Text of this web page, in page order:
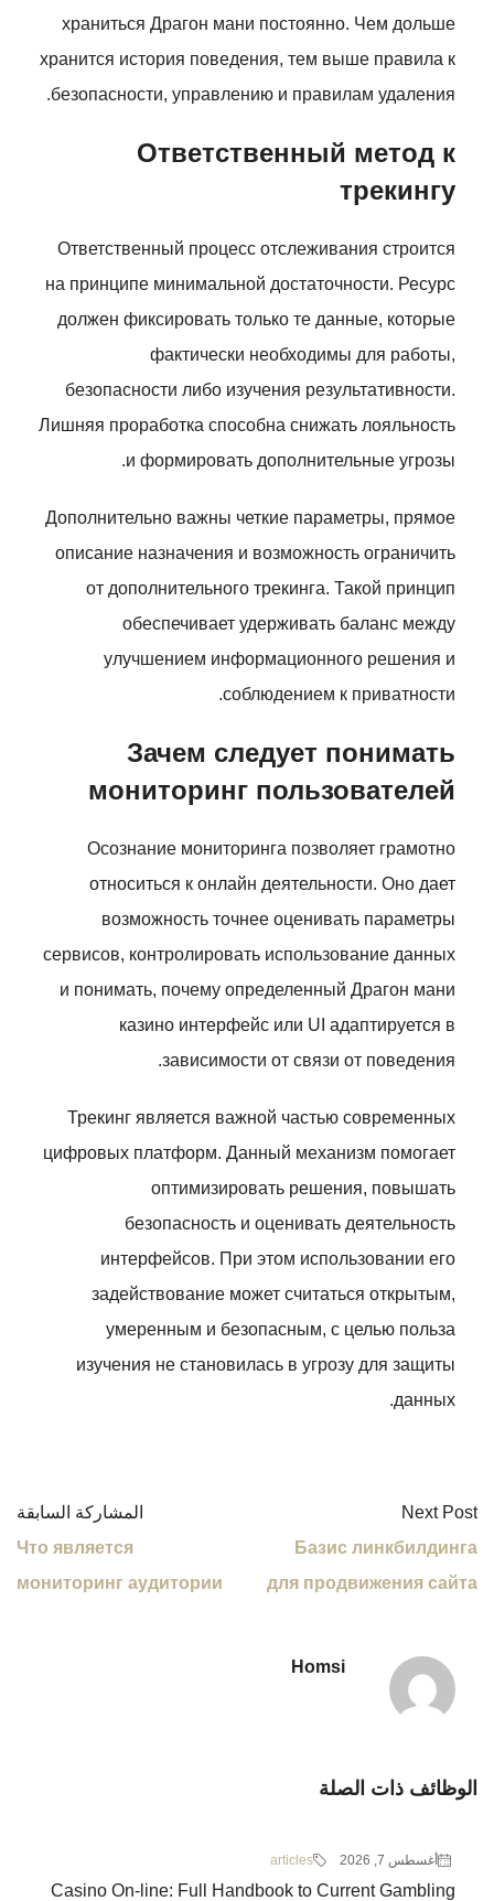
храниться Драгон мани постоянно. Чем дольше
хранится история поведения, тем выше правила к
безопасности, управлению и правилам удаления.
Ответственный метод к
трекингу
Ответственный процесс отслеживания строится
на принципе минимальной достаточности. Ресурс
должен фиксировать только те данные, которые
фактически необходимы для работы,
безопасности либо изучения результативности.
Лишняя проработка способна снижать лояльность
и формировать дополнительные угрозы.
Дополнительно важны четкие параметры, прямое
описание назначения и возможность ограничить
от дополнительного трекинга. Такой принцип
обеспечивает удерживать баланс между
улучшением информационного решения и
соблюдением к приватности.
Зачем следует понимать
мониторинг пользователей
Осознание мониторинга позволяет грамотно
относиться к онлайн деятельности. Оно дает
возможность точнее оценивать параметры
сервисов, контролировать использование данных
и понимать, почему определенный Драгон мани
казино интерфейс или UI адаптируется в
зависимости от связи от поведения.
Трекинг является важной частью современных
цифровых платформ. Данный механизм помогает
оптимизировать решения, повышать
безопасность и оценивать деятельность
интерфейсов. При этом использовании его
задействование может считаться открытым,
умеренным и безопасным, с целью польза
изучения не становилась в угрозу для защиты
данных.
المشاركة السابقة
Что является
мониторинг аудитории
Next Post
Базис линкбилдинга
для продвижения сайта
Homsi
الوظائف ذات الصلة
أغسطس 7, 2026 articles
Casino On-line: Full Handbook to Current Gambling